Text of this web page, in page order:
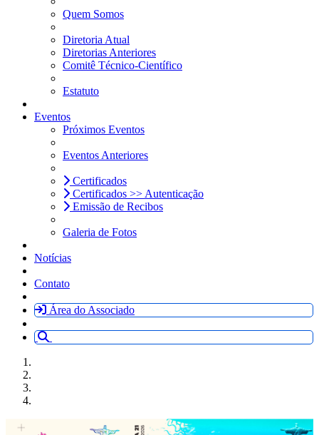
Quem Somos
Diretoria Atual
Diretorias Anteriores
Comitê Técnico-Científico
Estatuto
Eventos
Próximos Eventos
Eventos Anteriores
Certificados
Certificados >> Autenticação
Emissão de Recibos
Galeria de Fotos
Notícias
Contato
Área do Associado